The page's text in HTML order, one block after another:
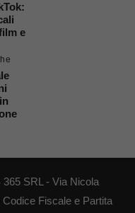
e
SRL - Via Nicola
Fiscale e Partita